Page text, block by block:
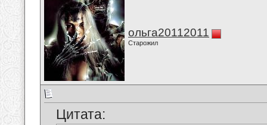
ольга20112011
Старожил
Цитата: